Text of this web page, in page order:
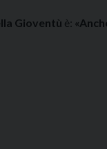
Gioventù è: